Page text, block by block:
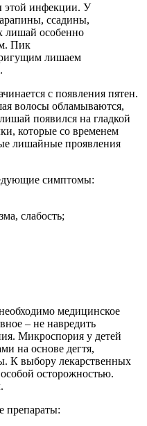
этой инфекции. У
ссадины,
лишай особенно
Пик
лишаем
с появления пятен.
волосы обламываются,
появился на гладкой
которые со временем
лишайные проявления
симптомы:
слабость;
медицинское
– не навредить
Микроспория у детей
на основе дегтя,
К выбору лекарственных
особой осторожностью.
препараты: